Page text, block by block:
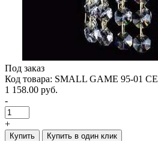
Под заказ
Код товара: SMALL GAME 95-01 CE
1 158.00 руб.
-
+
Купить Купить в один клик